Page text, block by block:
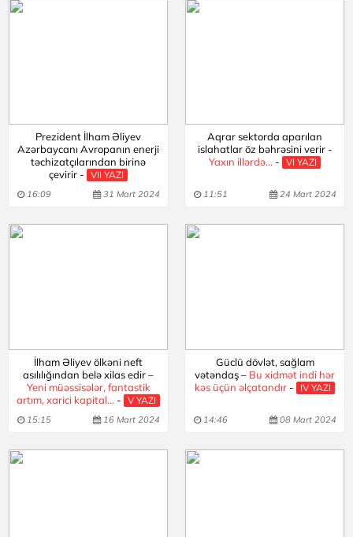
Prezident İlham Əliyev
Azərbaycanı Avropanın enerji
təchizatçılarından birinə
çevirir - VII YAZI
16:09 31 Mart 2024
Aqrar sektorda aparılan
islahatlar öz bəhrəsini verir -
Yaxın illərdə... - VI YAZI
11:51 24 Mart 2024
İlham Əliyev ölkəni neft
asılılığından belə xilas edir –
Yeni müəssisələr, fantastik
artım, xarici kapital... - V YAZI
15:15 16 Mart 2024
Güclü dövlət, sağlam
vətəndaş – Bu xidmət indi hər
kəs üçün əlçatandır - IV YAZI
14:46 08 Mart 2024